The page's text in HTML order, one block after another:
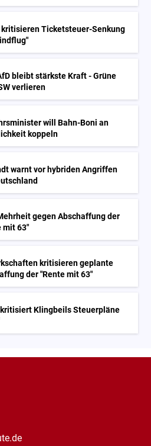
kritisieren Ticketsteuer-Senkung
bleibt stärkste Kraft - Grüne
verlieren
will Bahn-Boni an
koppeln
warnt vor hybriden Angriffen
gegen Abschaffung der
mit 63"
kritisieren geplante
der "Rente mit 63"
Klingbeils Steuerpläne